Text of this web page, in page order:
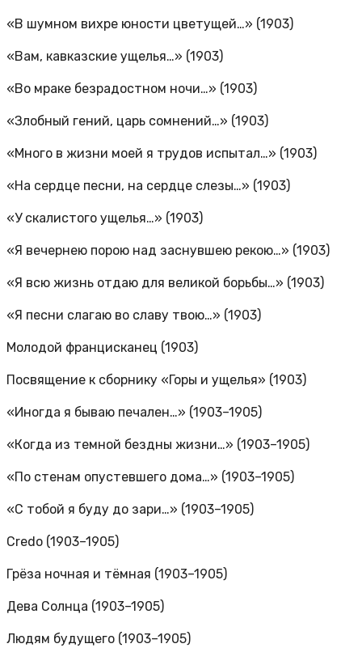
«В шумном вихре юности цветущей…» (1903)
«Вам, кавказские ущелья…» (1903)
«Во мраке безрадостном ночи…» (1903)
«Злобный гений, царь сомнений…» (1903)
«Много в жизни моей я трудов испытал…» (1903)
«На сердце песни, на сердце слезы…» (1903)
«У скалистого ущелья…» (1903)
«Я вечернею порою над заснувшею рекою…» (1903)
«Я всю жизнь отдаю для великой борьбы…» (1903)
«Я песни слагаю во славу твою…» (1903)
Молодой францисканец (1903)
Посвящение к сборнику «Горы и ущелья» (1903)
«Иногда я бываю печален…» (1903–1905)
«Когда из темной бездны жизни…» (1903–1905)
«По стенам опустевшего дома…» (1903–1905)
«С тобой я буду до зари…» (1903–1905)
Credo (1903–1905)
Грёза ночная и тёмная (1903–1905)
Дева Солнца (1903–1905)
Людям будущего (1903–1905)